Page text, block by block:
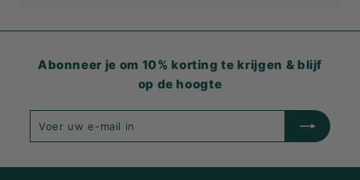
Abonneer je om 10% korting te krijgen & blijf
op de hoogte
mail